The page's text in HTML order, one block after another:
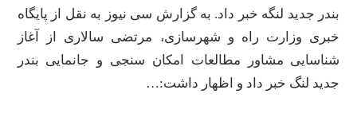
بندر جدید لنگه خبر داد. به گزارش سی نیوز به نقل از پایگاه
خبری وزارت راه و شهرسازی، مرتضی سالاری از آغاز
شناسایی مشاور مطالعات امکان سنجی و جانمایی بندر
جدید لنگ خبر داد و اظهار داشت:…